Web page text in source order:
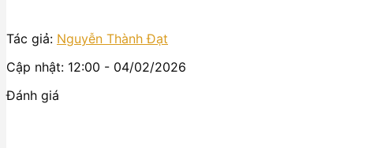
Tác giả: Nguyễn Thành Đạt
Cập nhật: 12:00 - 04/02/2026
Đánh giá